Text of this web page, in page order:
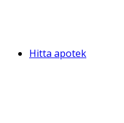
Hitta apotek